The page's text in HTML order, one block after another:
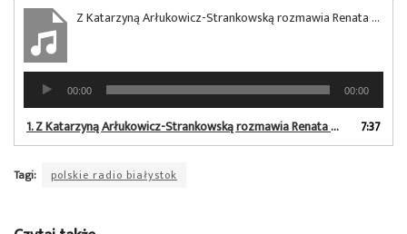
Z Katarzyną Arłukowicz-Strankowską rozmawia Renata Reda
Odtwarzacz
plików
dźwiękowych
00:00 00:00
1.Z Katarzyną Arłukowicz-Strankowską rozmawia Renata Reda 7:37
Tagi: polskie radio białystok